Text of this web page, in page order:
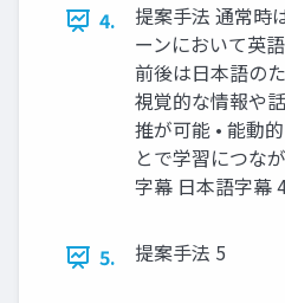
4.
提案手法 通常時
ーンにおいて英
前後は日本語の
視覚的な情報や
推が可能 • 能動
とで学習につな
字幕 日本語字幕
5. 提案手法 5